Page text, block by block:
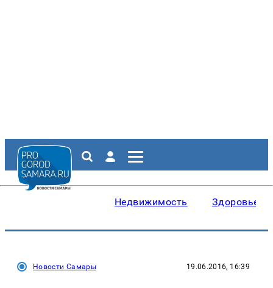
Недвижимость Здоровье
Новости Самары 19.06.2016, 16:39